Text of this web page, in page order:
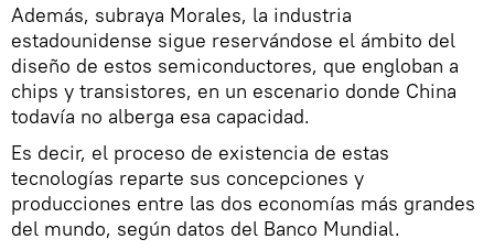
Además, subraya Morales, la industria
estadounidense sigue reservándose el ámbito del
diseño de estos semiconductores, que engloban a
chips y transistores, en un escenario donde China
todavía no alberga esa capacidad.
Es decir, el proceso de existencia de estas
tecnologías reparte sus concepciones y
producciones entre las dos economías más grandes
del mundo, según datos del Banco Mundial.